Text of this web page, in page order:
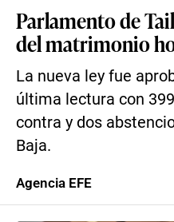
Parlamento de
del matrimonio
La nueva ley fue
última lectura con
contra y dos
Baja.
Agencia EFE